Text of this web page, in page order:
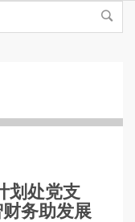
划处党支
务助发展